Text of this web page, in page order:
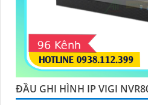
ĐẦU GHI HÌNH IP VIGI